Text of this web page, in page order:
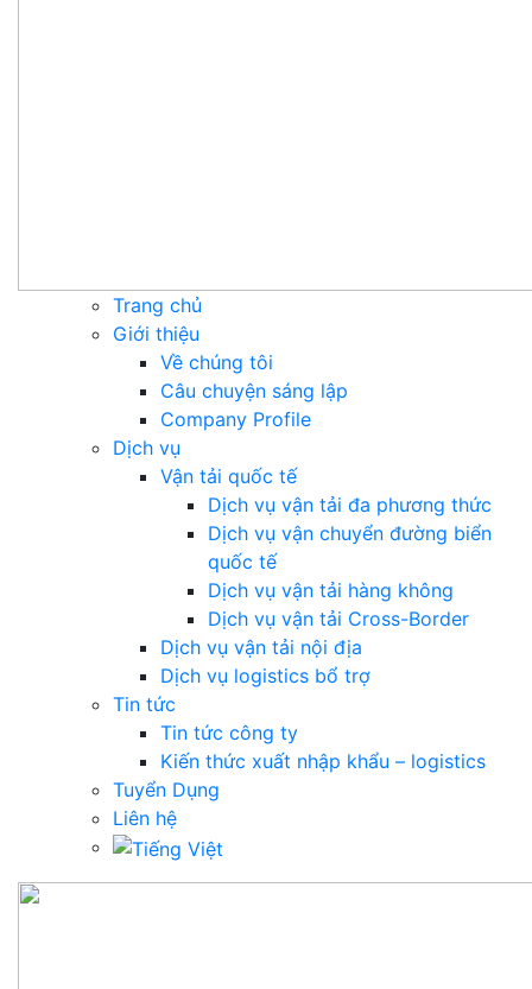
Trang chủ
Giới thiệu
Về chúng tôi
Câu chuyện sáng lập
Company Profile
Dịch vụ
Vận tải quốc tế
Dịch vụ vận tải đa phương thức
Dịch vụ vận chuyển đường biển
quốc tế
Dịch vụ vận tải hàng không
Dịch vụ vận tải Cross-Border
Dịch vụ vận tải nội địa
Dịch vụ logistics bổ trợ
Tin tức
Tin tức công ty
Kiến thức xuất nhập khẩu – logistics
Tuyển Dụng
Liên hệ